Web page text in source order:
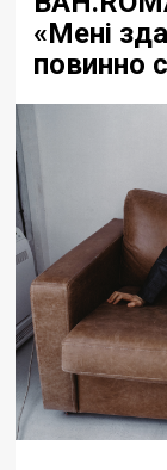
«Мені
повинно